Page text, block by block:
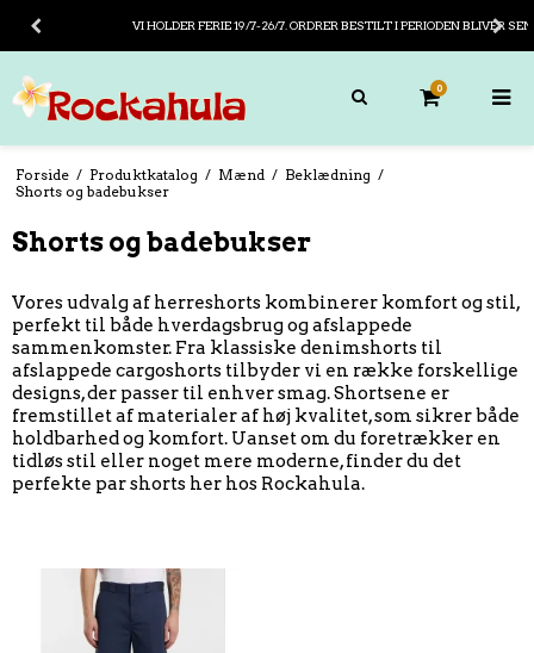
GRATIS FRAGT PÅ KØB OVER 799,- ( I DANMARK)
0
Forside / Produktkatalog / Mænd / Beklædning /
Shorts og badebukser
Shorts og badebukser
Vores udvalg af herreshorts kombinerer komfort og stil,
perfekt til både hverdagsbrug og afslappede
sammenkomster. Fra klassiske denimshorts til
afslappede cargoshorts tilbyder vi en række forskellige
designs, der passer til enhver smag. Shortsene er
fremstillet af materialer af høj kvalitet, som sikrer både
holdbarhed og komfort. Uanset om du foretrækker en
tidløs stil eller noget mere moderne, finder du det
perfekte par shorts her hos Rockahula.